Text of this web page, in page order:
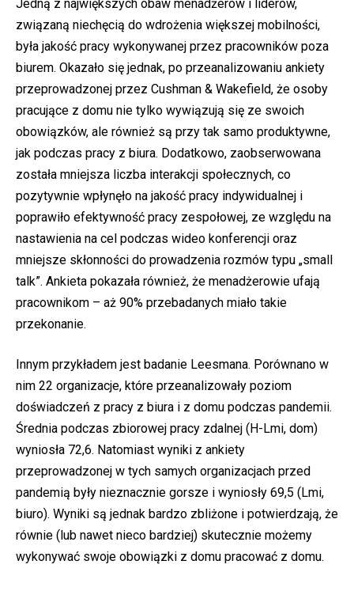
Jedną z największych obaw menadżerów i liderów,
związaną niechęcią do wdrożenia większej mobilności,
była jakość pracy wykonywanej przez pracowników poza
biurem. Okazało się jednak, po przeanalizowaniu ankiety
przeprowadzonej przez Cushman & Wakefield, że osoby
pracujące z domu nie tylko wywiązują się ze swoich
obowiązków, ale również są przy tak samo produktywne,
jak podczas pracy z biura. Dodatkowo, zaobserwowana
została mniejsza liczba interakcji społecznych, co
pozytywnie wpłynęło na jakość pracy indywidualnej i
poprawiło efektywność pracy zespołowej, ze względu na
nastawienia na cel podczas wideo konferencji oraz
mniejsze skłonności do prowadzenia rozmów typu „small
talk”. Ankieta pokazała również, że menadżerowie ufają
pracownikom – aż 90% przebadanych miało takie
przekonanie.
Innym przykładem jest badanie Leesmana. Porównano w
nim 22 organizacje, które przeanalizowały poziom
doświadczeń z pracy z biura i z domu podczas pandemii.
Średnia podczas zbiorowej pracy zdalnej (H-Lmi, dom)
wyniosła 72,6. Natomiast wyniki z ankiety
przeprowadzonej w tych samych organizacjach przed
pandemią były nieznacznie gorsze i wyniosły 69,5 (Lmi,
biuro). Wyniki są jednak bardzo zbliżone i potwierdzają, że
równie (lub nawet nieco bardziej) skutecznie możemy
wykonywać swoje obowiązki z domu pracować z domu.